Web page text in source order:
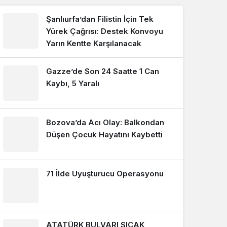
5 Yaralı
Şanlıurfa’dan Filistin İçin Tek
Yürek Çağrısı: Destek Konvoyu
Yarın Kentte Karşılanacak
Gazze’de Son 24 Saatte 1 Can
Kaybı, 5 Yaralı
Bozova’da Acı Olay: Balkondan
Düşen Çocuk Hayatını Kaybetti
71 İlde Uyuşturucu Operasyonu
ATATÜRK BULVARI SICAK